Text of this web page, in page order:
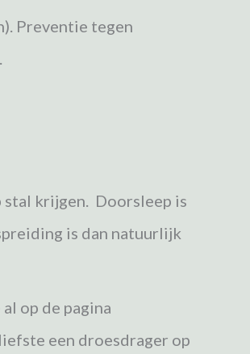
Preventie tegen
krijgen. Doorsleep is
is dan natuurlijk
op de pagina
een droesdrager op